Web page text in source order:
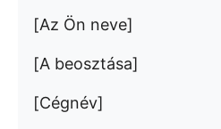
[Az Ön neve]
[A beosztása]
[Cégnév]